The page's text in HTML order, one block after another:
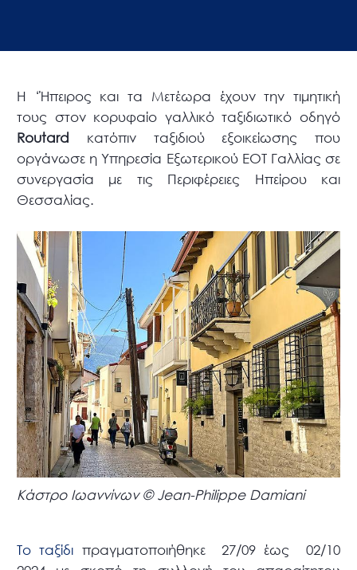
Η ‘Ήπειρος και τα Μετέωρα έχουν την τιμητική
τους στον κορυφαίο γαλλικό ταξιδιωτικό οδηγό
Routard κατόπιν ταξιδιού εξοικείωσης που
οργάνωσε η Υπηρεσία Εξωτερικού ΕΟΤ Γαλλίας σε
συνεργασία με τις Περιφέρειες Ηπείρου και
Θεσσαλίας.
Κάστρο Ιωαννίνων © Jean-Philippe Damiani
Το ταξίδι πραγματοποιήθηκε 27/09 έως 02/10